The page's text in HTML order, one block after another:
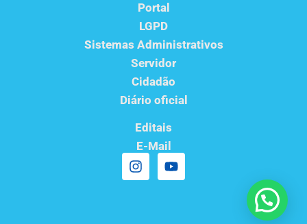
Portal
LGPD
Sistemas Administrativos
Servidor
Cidadão
Diário oficial
Editais
E-Mail